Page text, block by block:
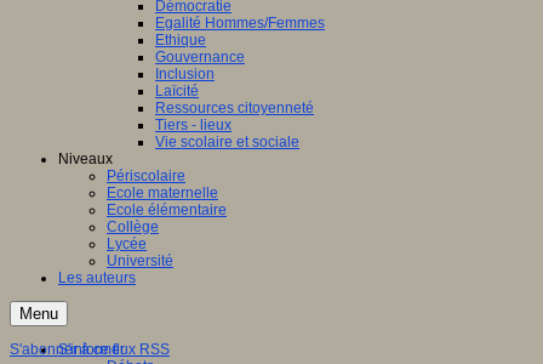
Démocratie
Egalité Hommes/Femmes
Ethique
Gouvernance
Inclusion
Laïcité
Ressources citoyenneté
Tiers - lieux
Vie scolaire et sociale
Niveaux
Périscolaire
Ecole maternelle
Ecole élémentaire
Collège
Lycée
Université
Les auteurs
Menu
S'informer
S'abonner à ce flux RSS